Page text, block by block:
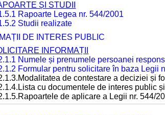
ȘI STUDII
Rapoarte Legea nr. 544/2001
Studii realizate
DE INTERES PUBLIC
INFORMAȚII
Numele și prenumele persoanei
Formular pentru solicitare în baza Legii
de contestare a deciziei și
cu documentele de interes public
de aplicare a Legii nr. 544/